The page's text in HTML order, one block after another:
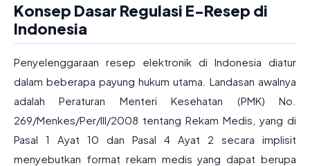
Konsep Dasar Regulasi E-Resep di
Indonesia
Penyelenggaraan resep elektronik di Indonesia diatur
dalam beberapa payung hukum utama. Landasan awalnya
adalah Peraturan Menteri Kesehatan (PMK) No.
269/Menkes/Per/III/2008 tentang Rekam Medis, yang di
Pasal 1 Ayat 10 dan Pasal 4 Ayat 2 secara implisit
menyebutkan format rekam medis yang dapat berupa